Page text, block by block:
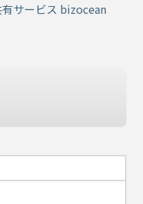
サービス bizocean